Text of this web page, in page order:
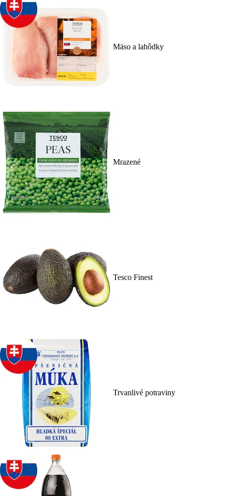
Mäso a lahôdky
Mrazené
Tesco Finest
Trvanlivé potraviny